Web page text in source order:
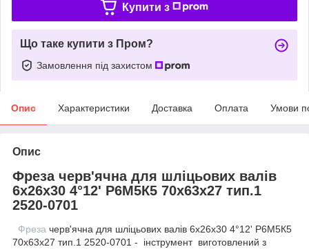
Купити з
Що таке купити з Пром?
Замовлення під захистом
Опис Характеристики Доставка Оплата Умови
Опис
Фреза черв'ячна для шліцьових валів
6х26х30 4°12' Р6М5К5 70х63х27 тип.1
2520-0701
Фреза черв'ячна для шліцьових валів 6х26х30 4°12' Р6М5К5
70х63х27 тип.1 2520-0701 - інструмент виготовлений з